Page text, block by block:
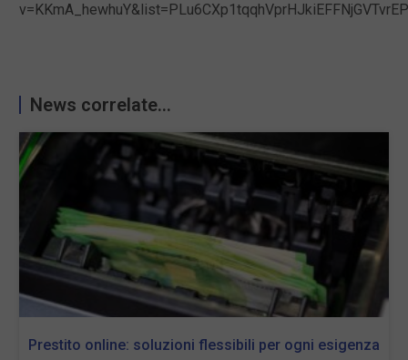
News correlate...
Prestito online: soluzioni flessibili per ogni esigenza